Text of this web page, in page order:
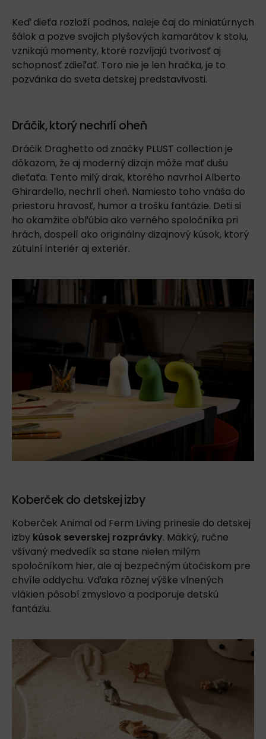
Keď dieťa rozloží podnos, naleje čaj do miniatúrnych
šálok a pozve svojich plyšových kamarátov k stolu,
vznikajú momenty, ktoré rozvíjajú tvorivosť aj
schopnosť zdieľať. Toro nie je len hračka, je to
pozvánka do sveta detskej predstavivosti.
Dráčik, ktorý nechrlí oheň
Dráčik Draghetto od značky PLUST collection je
dôkazom, že aj moderný dizajn môže mať dušu
dieťaťa. Tento milý drak, ktorého navrhol Alberto
Ghirardello, nechrlí oheň. Namiesto toho vnáša do
priestoru hravosť, humor a trošku fantázie. Deti si
ho okamžite obľúbia ako verného spoločníka pri
hrách, dospelí ako originálny dizajnový kúsok, ktorý
zútulní interiér aj exteriér.
Koberček do detskej izby
Koberček Animal od Ferm Living prinesie do detskej
izby kúsok severskej rozprávky. Mäkký, ručne
všívaný medvedík sa stane nielen milým
spoločníkom hier, ale aj bezpečným útočiskom pre
chvíle oddychu. Vďaka rôznej výške vlnených
vlákien pôsobí zmyslovo a podporuje detskú
fantáziu.